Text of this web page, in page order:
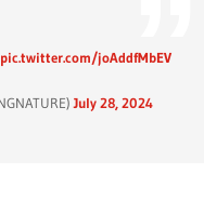
pic.twitter.com/joAddfMbEV
July 28, 2024